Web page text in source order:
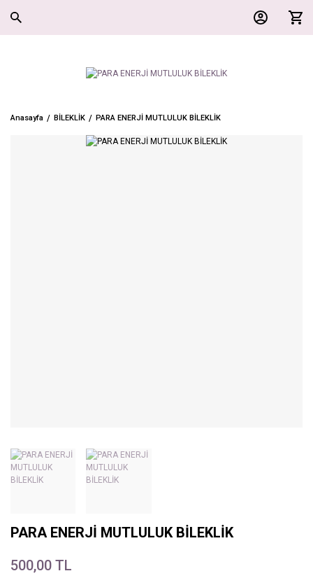
Anasayfa BİLEKLİK PARA ENERJİ MUTLULUK BİLEKLİK
PARA ENERJİ MUTLULUK BİLEKLİK
500,00 TL